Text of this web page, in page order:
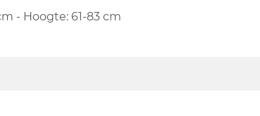
- Hoogte: 61-83 cm